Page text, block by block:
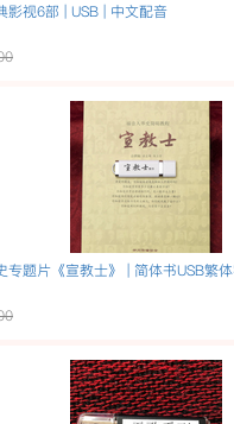
影视6部 | USB | 中文配音
专题片《宣教士》 | 简体书USB繁